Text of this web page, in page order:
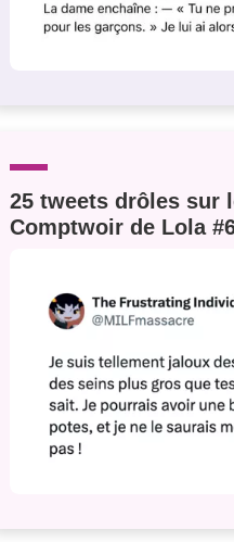
25 tweets drôles sur
Comptwoir de Lola